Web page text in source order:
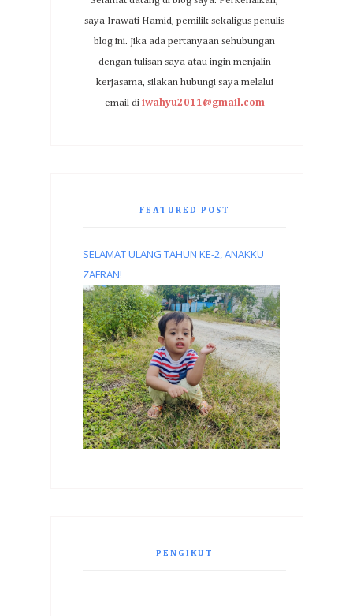
saya Irawati Hamid, pemilik sekaligus penulis
blog ini. Jika ada pertanyaan sehubungan
dengan tulisan saya atau ingin menjalin
kerjasama, silakan hubungi saya melalui
email di iwahyu2011@gmail.com
FEATURED POST
SELAMAT ULANG TAHUN KE-2, ANAKKU
ZAFRAN!
PENGIKUT